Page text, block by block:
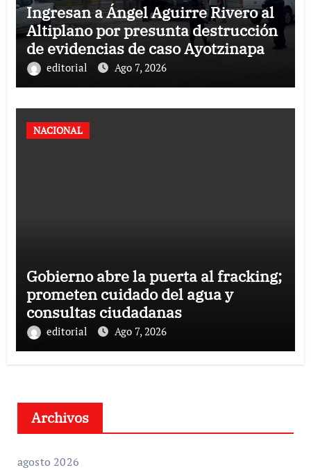
Ingresan a Ángel Aguirre Rivero al
Altiplano por presunta destrucción
de evidencias de caso Ayotzinapa
editorial Ago 7, 2026
NACIONAL
Gobierno abre la puerta al fracking;
prometen cuidado del agua y
consultas ciudadanas
editorial Ago 7, 2026
Archivos
agosto 2026